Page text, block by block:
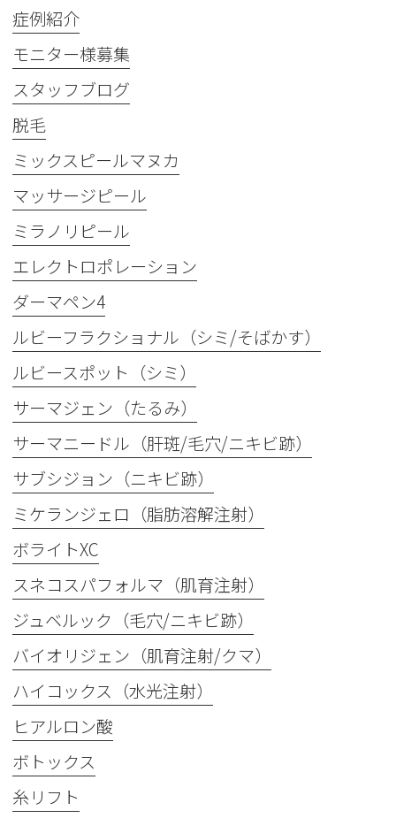
症例紹介
モニター様募集
スタッフブログ
脱毛
ミックスピールマヌカ
マッサージピール
ミラノリピール
エレクトロポレーション
ダーマペン4
ルビーフラクショナル（シミ/そばかす）
ルビースポット（シミ）
サーマジェン（たるみ）
サーマニードル（肝斑/毛穴/ニキビ跡）
サブシジョン（ニキビ跡）
ミケランジェロ（脂肪溶解注射）
ボライトXC
スネコスパフォルマ（肌育注射）
ジュベルック（毛穴/ニキビ跡）
バイオリジェン（肌育注射/クマ）
ハイコックス（水光注射）
ヒアルロン酸
ボトックス
糸リフト